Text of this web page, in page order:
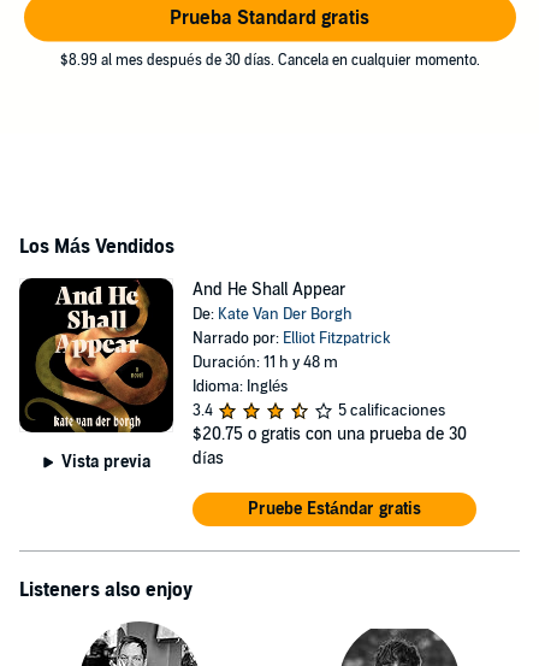
Prueba Standard gratis
$8.99 al mes después de 30 días. Cancela en cualquier momento.
Los Más Vendidos
Vista previa
And He Shall Appear
De: Kate Van Der Borgh
Narrado por: Elliot Fitzpatrick
Duración: 11 h y 48 m
Idioma: Inglés
3.4
5 calificaciones
$20.75 o gratis con una prueba de 30
días
Pruebe Estándar gratis
Listeners also enjoy